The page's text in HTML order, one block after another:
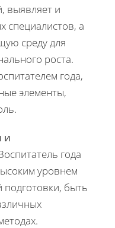
выявляет и
специалистов, а
среду для
роста.
года,
элементы,
и
года
уровнем
быть